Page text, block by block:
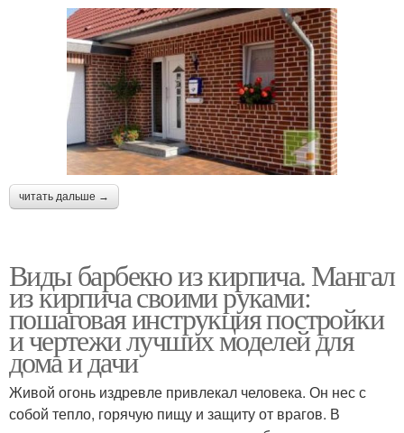
читать дальше →
Виды барбекю из кирпича. Мангал
из кирпича своими руками:
пошаговая инструкция постройки
и чертежи лучших моделей для
дома и дачи
Живой огонь издревле привлекал человека. Он нес с
собой тепло, горячую пищу и защиту от врагов. В